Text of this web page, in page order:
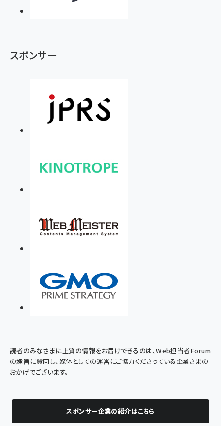
スポンサー
読者のみなさまに上質の情報をお届けできるのは、Web担当者Forum
の趣旨に賛同し、媒体としての運営にご協力くださっている企業さまの
おかげでございます。
スポンサー企業の紹介はこちら